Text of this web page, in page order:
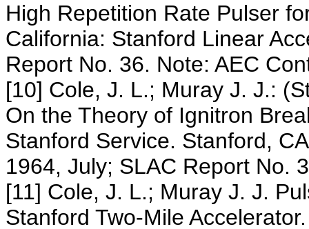
High Repetition Rate Pulser
California: Stanford Linear
Report No. 36. Note: AEC
[10] Cole, J. L.; Muray J. J.:
On the Theory of Ignitron
Stanford Service. Stanford,
1964, July; SLAC Report No.
[11] Cole, J. L.; Muray J. J.
Stanford Two-Mile